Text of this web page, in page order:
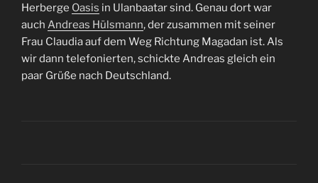
Herberge Oasis in Ulanbaatar sind. Genau dort war
auch Andreas Hülsmann, der zusammen mit seiner
Frau Claudia auf dem Weg Richtung Magadan ist. Als
wir dann telefonierten, schickte Andreas gleich ein
paar Grüße nach Deutschland.